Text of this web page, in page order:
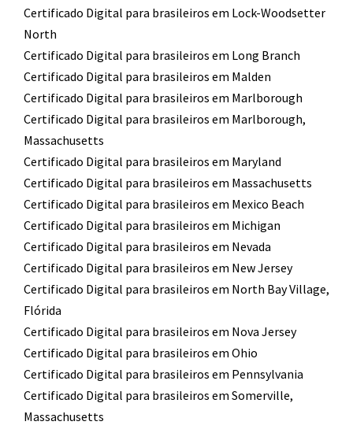
Certificado Digital para brasileiros em Lock-Woodsetter
North
Certificado Digital para brasileiros em Long Branch
Certificado Digital para brasileiros em Malden
Certificado Digital para brasileiros em Marlborough
Certificado Digital para brasileiros em Marlborough,
Massachusetts
Certificado Digital para brasileiros em Maryland
Certificado Digital para brasileiros em Massachusetts
Certificado Digital para brasileiros em Mexico Beach
Certificado Digital para brasileiros em Michigan
Certificado Digital para brasileiros em Nevada
Certificado Digital para brasileiros em New Jersey
Certificado Digital para brasileiros em North Bay Village,
Flórida
Certificado Digital para brasileiros em Nova Jersey
Certificado Digital para brasileiros em Ohio
Certificado Digital para brasileiros em Pennsylvania
Certificado Digital para brasileiros em Somerville,
Massachusetts